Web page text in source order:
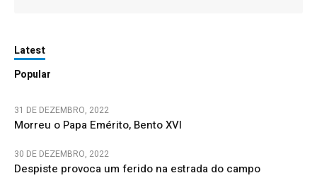
Latest
Popular
31 DE DEZEMBRO, 2022
Morreu o Papa Emérito, Bento XVI
30 DE DEZEMBRO, 2022
Despiste provoca um ferido na estrada do campo